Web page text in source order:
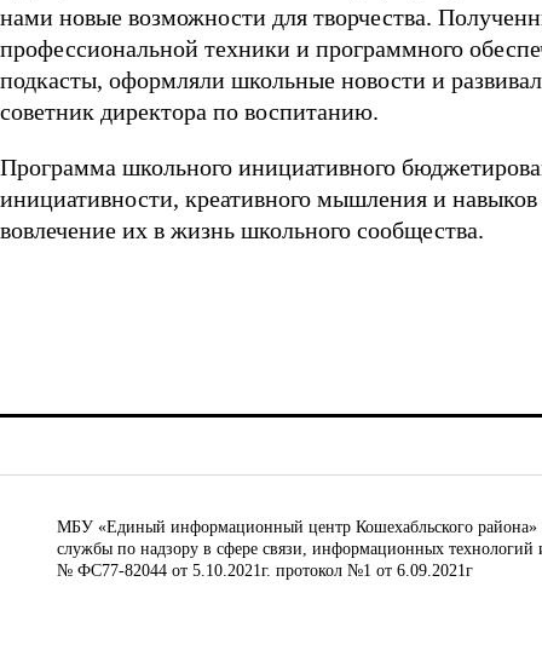
нами новые возможности для творчества.
профессиональной техники и программного
подкасты, оформляли школьные новости и
советник директора по воспитанию.
Программа школьного инициативного
инициативности, креативного мышления и
вовлечение их в жизнь школьного сообщества.
МБУ «Единый информационный центр Кошехабльского района»
службы по надзору в сфере связи, информационных
№ ФС77-82044 от 5.10.2021г. протокол №1 от 6.09.2021г